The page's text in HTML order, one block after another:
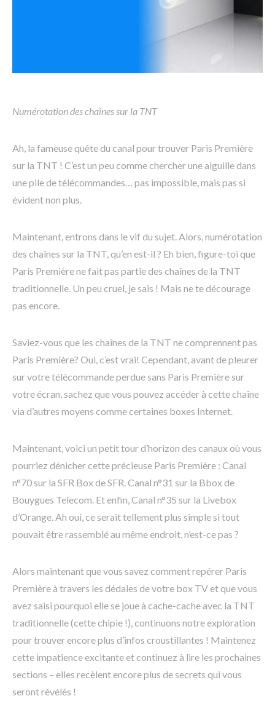
Numérotation des chaînes sur la TNT
Ah, la fameuse quête du canal pour trouver Paris Première
sur la TNT ! C’est un peu comme chercher une aiguille dans
une pile de télécommandes… pas impossible, mais pas si
évident non plus.
Maintenant, entrons dans le vif du sujet. Alors, numérotation
des chaînes sur la TNT, qu’en est-il ? Eh bien, figure-toi que
Paris Première ne fait pas partie des chaînes de la TNT
traditionnelle. Un peu cruel, je sais ! Mais ne te décourage
pas encore.
Saviez-vous que les chaînes de la TNT ne comprennent pas
Paris Première? Oui, c’est vrai! Cependant, avant de pleurer
sur votre télécommande perdue sans Paris Première sur
votre écran, sachez que vous pouvez accéder à cette chaîne
via d’autres moyens comme certaines boxes Internet.
Maintenant, voici un petit tour d’horizon des canaux où vous
pourriez dénicher cette précieuse Paris Première : Canal
n°70 sur la SFR Box de SFR. Canal n°31 sur la Bbox de
Bouygues Telecom. Et enfin, Canal n°35 sur la Livebox
d’Orange. Ah oui, ce serait tellement plus simple si tout
pouvait être rassemblé au même endroit, n’est-ce pas ?
Alors maintenant que vous savez comment repérer Paris
Première à travers les dédales de votre box TV et que vous
avez saisi pourquoi elle se joue à cache-cache avec la TNT
traditionnelle (cette chipie !), continuons notre exploration
pour trouver encore plus d’infos croustillantes ! Maintenez
cette impatience excitante et continuez à lire les prochaines
sections – elles recèlent encore plus de secrets qui vous
seront révélés !